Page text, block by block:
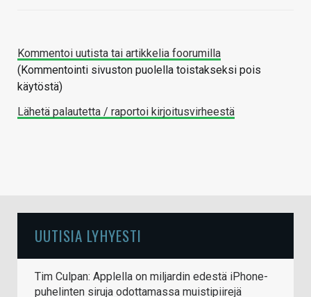
Kommentoi uutista tai artikkelia foorumilla
(Kommentointi sivuston puolella toistakseksi pois
käytöstä)
Lähetä palautetta / raportoi kirjoitusvirheestä
UUTISIA LYHYESTI
Tim Culpan: Applella on miljardin edestä iPhone-
puhelinten siruja odottamassa muistipiirejä